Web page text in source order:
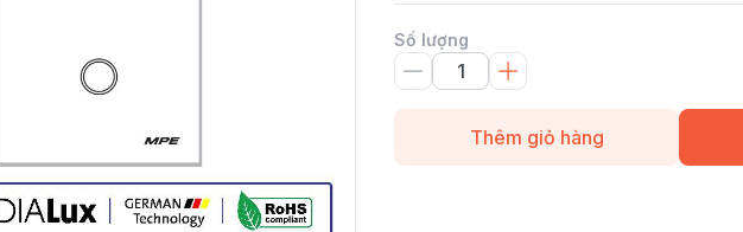
Số lượng
Thêm giỏ hàng